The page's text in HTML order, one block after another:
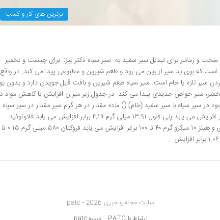
برترین های کار و کسب
سخت و زمانبر برای تبدیل سیر سفید به سیر سیاه دکتر بیز: برای چیست و تخمیر
است که بوی بد سیر از بین می رود و طعم شیرین و مطبوعی پیدا می کند. در واقع
سیر تازه یا خام است. سیر سیاه طعم شیرین و بافت قابل جویدن دارد و بدون بو
سیر خواص جدیدی پیدا می کند. در جدول زیر میزان افزایش یا کاهش مواد
در سیر سیاه با سیر سفید (خام) () ماده مقدار در هر گرم سیر مقدار در سیر سیاه
شکر محلول در آب ۴۵۰ میلی گرم ۱.۸۸ تا ۷.۹۱ برابر افزایش می یابد پلی فنول ۱۳.۹۱ میلی گرم ۴.۱۹ برابر افزایش می یابد فلاونوئید
۳.۲۲ میلی گرم ۴.۷۷ برابر افزایش می یابد آمادوری و هینز ۱۰ میکرو گرم ۴۰ تا ۱۰۰ برابر افزایش می یابد فروکتان ۵۸۰ میلی گرم ۰.۱۵ تا
سایت مجله و خبری patc - 2026